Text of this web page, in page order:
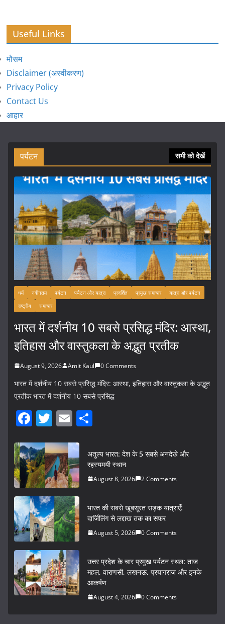
Useful Links
मौसम
Disclaimer (अस्वीकरण)
Privacy Policy
Contact Us
आहार
पर्यटन सभी को देखें
धर्म नवीनतम पर्यटन पर्यटन और यात्रा प्रदर्शित प्रमुख समाचार
यात्रा और पर्यटन
राष्ट्रीय
समाचार
भारत में दर्शनीय 10 सबसे प्रसिद्ध मंदिर: आस्था,
इतिहास और वास्तुकला के अद्भुत प्रतीक
August 9, 2026 Amit Kaul 0 Comments
भारत में दर्शनीय 10 सबसे प्रसिद्ध मंदिर: आस्था, इतिहास और वास्तुकला के अद्भुत
प्रतीक भारत में दर्शनीय 10 सबसे प्रसिद्ध
F
c
e
b
o
o
k
T
itt
er
E
ai
l
ar
e
अतुल्य भारत: देश के 5 सबसे अनदेखे और
रहस्यमयी स्थान
August 8, 2026 2 Comments
भारत की सबसे खूबसूरत सड़क यात्राएँ:
दार्जिलिंग से लद्दाख तक का सफर
August 5, 2026 0 Comments
उत्तर प्रदेश के चार प्रमुख पर्यटन स्थल: ताज
महल, वाराणसी, लखनऊ, प्रयागराज और इनके
आकर्षण
August 4, 2026 0 Comments